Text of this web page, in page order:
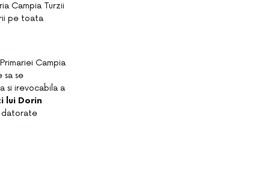
Campia Turzii
pe toata
Campia
sa se
si irevocabila a
lui Dorin
datorate